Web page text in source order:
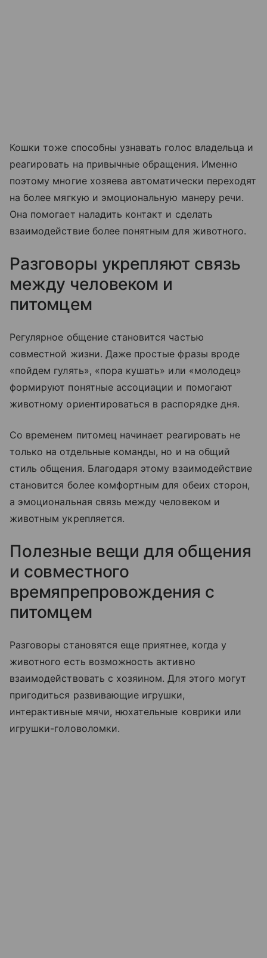
Кошки тоже способны узнавать голос владельца и
реагировать на привычные обращения. Именно
поэтому многие хозяева автоматически переходят
на более мягкую и эмоциональную манеру речи.
Она помогает наладить контакт и сделать
взаимодействие более понятным для животного.
Разговоры укрепляют связь
между человеком и
питомцем
Регулярное общение становится частью
совместной жизни. Даже простые фразы вроде
«пойдем гулять», «пора кушать» или «молодец»
формируют понятные ассоциации и помогают
животному ориентироваться в распорядке дня.
Со временем питомец начинает реагировать не
только на отдельные команды, но и на общий
стиль общения. Благодаря этому взаимодействие
становится более комфортным для обеих сторон,
а эмоциональная связь между человеком и
животным укрепляется.
Полезные вещи для общения
и совместного
времяпрепровождения с
питомцем
Разговоры становятся еще приятнее, когда у
животного есть возможность активно
взаимодействовать с хозяином. Для этого могут
пригодиться развивающие игрушки,
интерактивные мячи, нюхательные коврики или
игрушки-головоломки.